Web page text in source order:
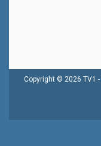
Copyright © 2026 TV1 -